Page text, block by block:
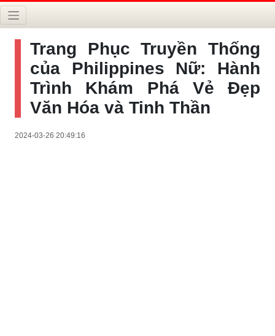
Trang Phục Truyền Thống
của Philippines Nữ: Hành
Trình Khám Phá Vẻ Đẹp
Văn Hóa và Tinh Thần
2024-03-26 20:49:16